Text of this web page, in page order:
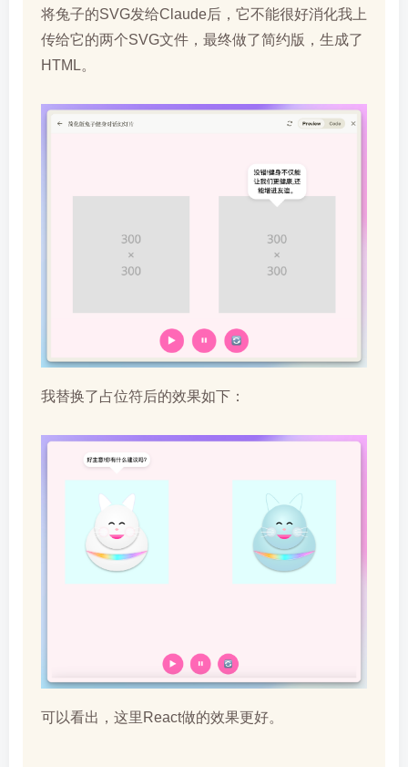
将兔子的SVG发给Claude后，它不能很好消化我上
传给它的两个SVG文件，最终做了简约版，生成了
HTML。
我替换了占位符后的效果如下：
可以看出，这里React做的效果更好。